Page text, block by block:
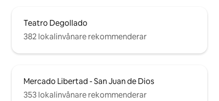
Teatro Degollado
382 lokalinvånare rekommenderar
Mercado Libertad - San Juan de Dios
353 lokalinvånare rekommenderar